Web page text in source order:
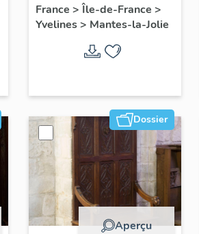
France > Île-de-France >
Yvelines> Mantes-la-Jolie
Dossier
Aperçu